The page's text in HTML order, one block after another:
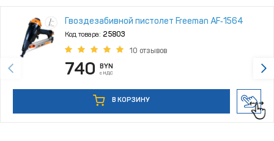
Гвоздезабивной пистолет Freeman AF‑1564
Код товара: 25803
10 отзывов
740 BYN
с НДС
В КОРЗИНУ